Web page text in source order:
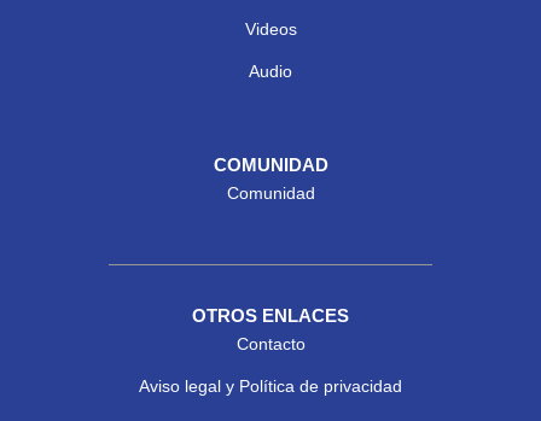
Videos
Audio
COMUNIDAD
Comunidad
OTROS ENLACES
Contacto
Aviso legal y Política de privacidad